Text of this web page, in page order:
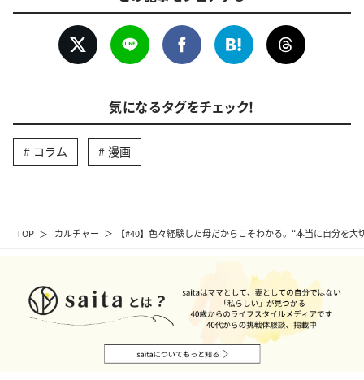
TOP カルチャー 【#40】色々経験した母だからこそわかる。“本当に自分を
気になるタグをチェック！
コラム 漫画